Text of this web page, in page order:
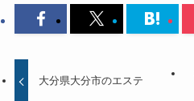
大分県大分市のエステ